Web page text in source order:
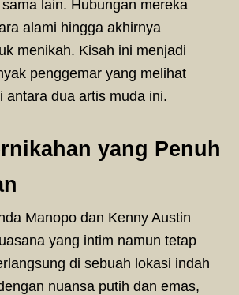
lain. Hubungan mereka
alami hingga akhirnya
menikah. Kisah ini menjadi
penggemar yang melihat
antara dua artis muda ini.
yang Penuh
Manopo dan Kenny Austin
yang intim namun tetap
di sebuah lokasi indah
nuansa putih dan emas,